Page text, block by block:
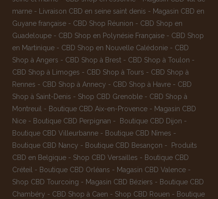
marne - Livraison CBD en seine saint denis - Magasin CBD en
Guyane française - CBD Shop Réunion - CBD Shop en
Guadeloupe - CBD Shop en Polynésie Française - CBD Shop
en Martinique - CBD Shop en Nouvelle Calédonie - CBD
Shop à Angers - CBD Shop à Brest - CBD Shop à Toulon -
CBD Shop à Limoges - CBD Shop à Tours - CBD Shop à
Rennes - CBD Shop à Annecy - CBD Shop à Havre - CBD
Shop à Saint-Denis - Shop CBD Grenoble - CBD Shop à
Montreuil - Boutique CBD Aix-en-Provence - Magasin CBD
Nice - Boutique CBD Perpignan - Boutique CBD Dijon -
Boutique CBD Villeurbanne - Boutique CBD Nîmes -
Boutique CBD Nancy - Boutique CBD Besançon -
Produits
CBD en Belgique - Shop CBD Versailles - Boutique CBD
Créteil - Boutique CBD Orléans - Magasin CBD Valence -
Shop CBD Tourcoing - Magasin CBD Béziers - Boutique CBD
Chambéry - CBD Shop à Caen - Shop CBD Rouen - Boutique